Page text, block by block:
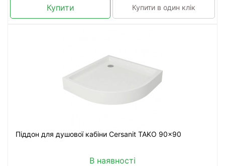
Купити Купити в один клік
Піддон для душової кабіни Cersanit TAKO 90x90
В наявності